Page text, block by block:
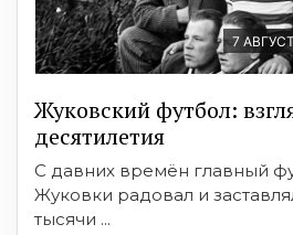
7
Жуковский футбол:
десятилетия
С давних времён главный
Жуковки радовал и
тысячи ...